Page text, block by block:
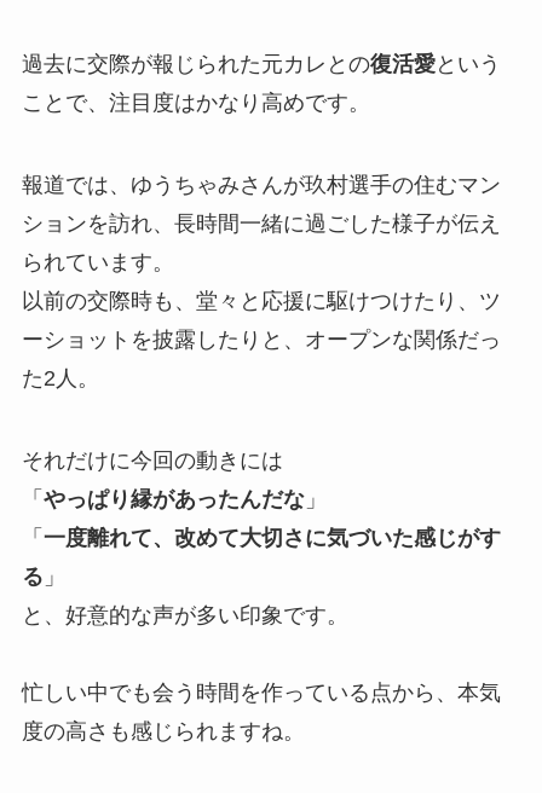
過去に交際が報じられた元カレとの復活愛という
ことで、注目度はかなり高めです。
報道では、ゆうちゃみさんが玖村選手の住むマン
ションを訪れ、長時間一緒に過ごした様子が伝え
られています。
以前の交際時も、堂々と応援に駆けつけたり、ツ
ーショットを披露したりと、オープンな関係だっ
た2人。
それだけに今回の動きには
「 やっぱり縁があったんだな」
「 一度離れて、改めて大切さに気づいた感じがす
る 」
と、好意的な声が多い印象です。
忙しい中でも会う時間を作っている点から、本気
度の高さも感じられますね。